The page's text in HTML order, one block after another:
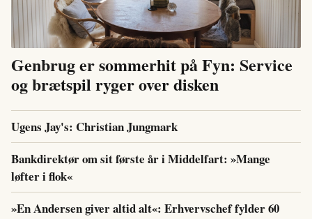
Genbrug er sommerhit på Fyn: Service
og brætspil ryger over disken
Ugens Jay's: Christian Jungmark
Bankdirektør om sit første år i Middelfart: »Mange
løfter i flok«
»En Andersen giver altid alt«: Erhvervschef fylder 60